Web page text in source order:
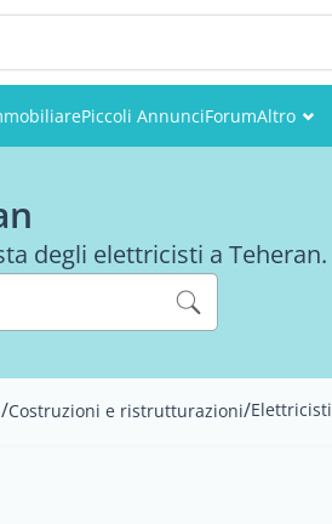
Piccoli AnnunciForumAltro
degli elettricisti a Teheran.
/Costruzioni e ristrutturazioni/Elettricisti